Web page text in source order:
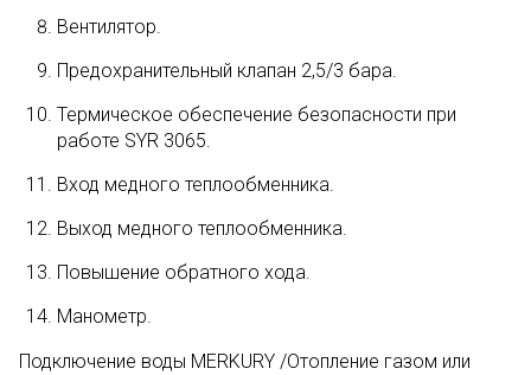
Вентилятор.
Предохранительный клапан 2,5/3 бара.
Термическое обеспечение безопасности при
работе SYR 3065.
Вход медного теплообменника.
Выход медного теплообменника.
Повышение обратного хода.
Манометр.
Подключение воды MERKURY /Отопление газом или